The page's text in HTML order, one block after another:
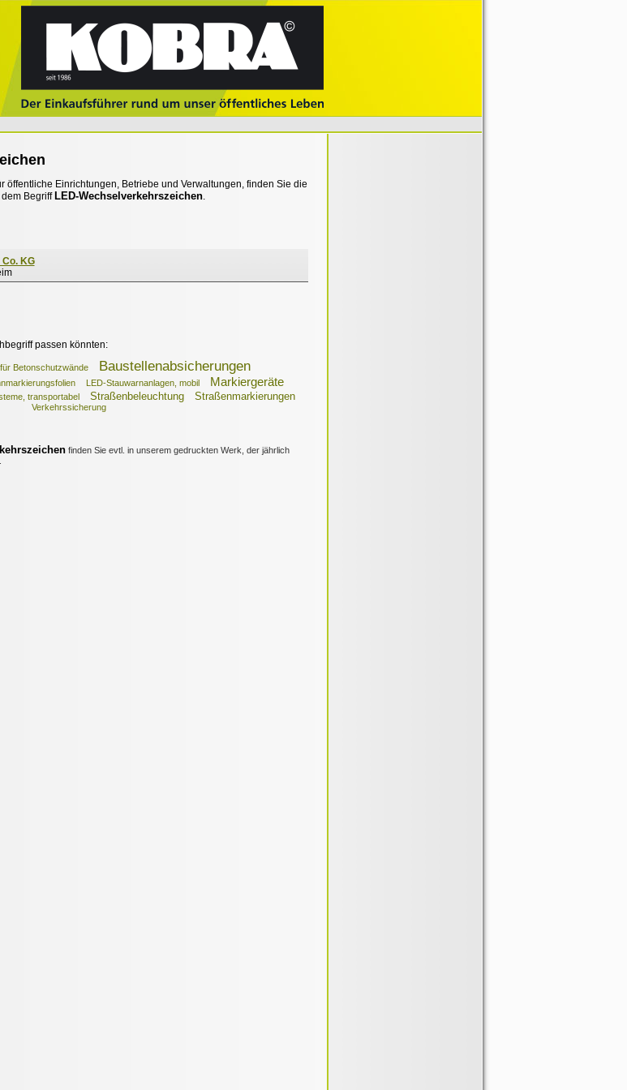
öffentliche Einrichtungen, Betriebe und Verwaltungen, finden Sie die
Begriff LED-Wechselverkehrszeichen.
Co. KG
passen könnten:
Betonschutzwände Baustellenabsicherungen
LED-Stauwarnanlagen, mobil
Markiergeräte
transportabel Straßenbeleuchtung Straßenmarkierungen
Verkehrssicherung
finden Sie evtl. in unserem gedruckten Werk, der jährlich